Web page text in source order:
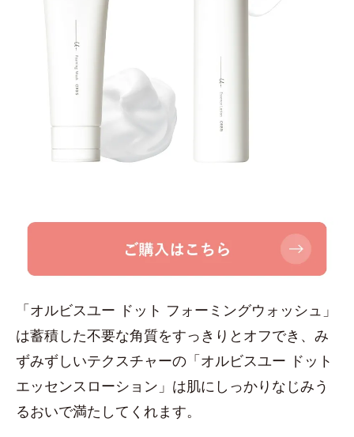
「オルビスユー ドット フォーミングウォッシュ」
は蓄積した不要な角質をすっきりとオフでき、み
ずみずしいテクスチャーの「オルビスユー ドット
エッセンスローション」は肌にしっかりなじみう
るおいで満たしてくれます。